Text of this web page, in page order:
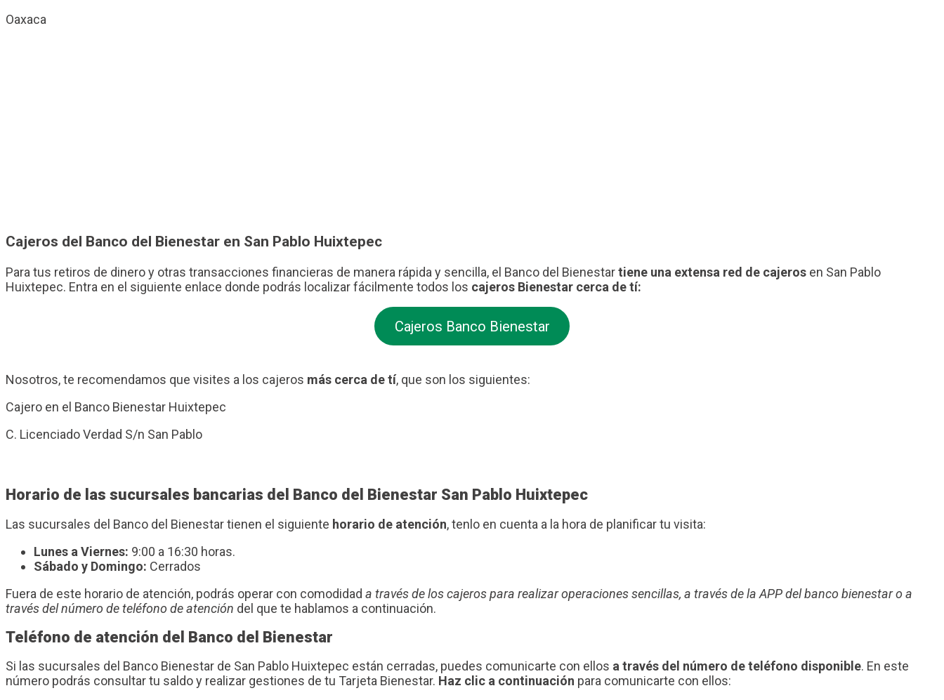
Oaxaca
Cajeros del Banco del Bienestar en San Pablo Huixtepec
Para tus retiros de dinero y otras transacciones financieras de manera rápida y sencilla, el Banco del Bienestartiene una extensa red de cajeros en San Pablo
Huixtepec. Entra en el siguiente enlace donde podrás localizar fácilmente todos los cajeros Bienestar cerca de tí:
Cajeros Banco Bienestar
Nosotros, te recomendamos que visites a los cajeros más cerca de tí, que son los siguientes:
Cajero en el Banco Bienestar Huixtepec
C. Licenciado Verdad S/n San Pablo
Horario de las sucursales bancarias del Banco del Bienestar San Pablo Huixtepec
Las sucursales del Banco del Bienestar tienen el siguiente horario de atención, tenlo en cuenta a la hora de planificar tu visita:
Lunes a Viernes: 9:00 a 16:30 horas.
Sábado y Domingo: Cerrados
Fuera de este horario de atención, podrás operar con comodidad a través de los cajeros para realizar operaciones sencillas, a través de la APP del banco bienestar o a
través del número de teléfono de atención del que te hablamos a continuación.
Teléfono de atención del Banco del Bienestar
Si las sucursales del Banco Bienestar de San Pablo Huixtepec están cerradas, puedes comunicarte con ellos a través del número de teléfono disponible. En este
número podrás consultar tu saldo y realizar gestiones de tu Tarjeta Bienestar. Haz clic a continuación para comunicarte con ellos: